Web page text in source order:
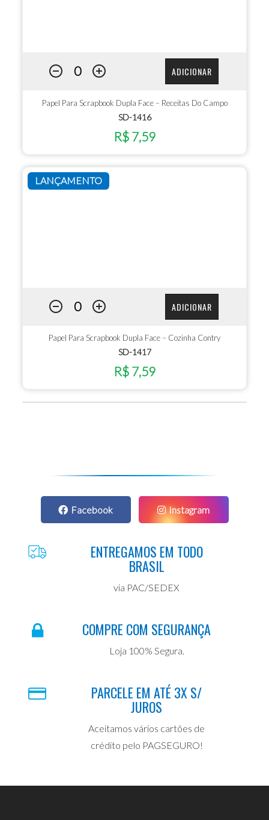
ADICIONAR
Papel Para Scrapbook Dupla Face – Receitas Do Campo
SD-1416
R$ 7,59
LANÇAMENTO
ADICIONAR
Papel Para Scrapbook Dupla Face – Cozinha Contry
SD-1417
R$ 7,59
Facebook Instagram
ENTREGAMOS EM TODO
BRASIL
via PAC/SEDEX
COMPRE COM SEGURANÇA
Loja 100% Segura.
PARCELE EM ATÉ 3X S/
JUROS
Aceitamos vários cartões de
crédito pelo PAGSEGURO!